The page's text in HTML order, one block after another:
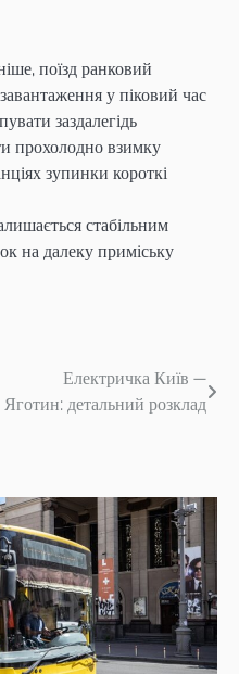
поїзд ранковий
у піковий час
заздалегідь
прохолодно взимку
зупинки короткі
стабільним
на далеку приміську
Електричка Київ —
Яготин: детальний розклад